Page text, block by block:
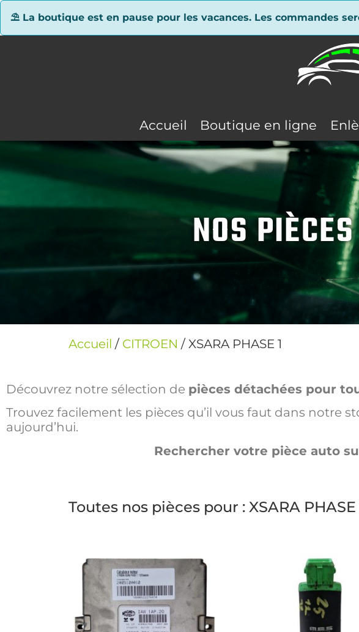
⛱ La boutique est en pause pour les vacances. Les commandes
Accueil Boutique en ligne
NOS
Accueil / CITROEN / XSARA PHASE 1
Découvrez notre sélection de pièces détachées pour
Trouvez facilement les pièces qu’il vous faut dans notre
aujourd’hui.
Rechercher votre pièce auto
Toutes nos pièces pour : XSARA PHASE
Panneau de gestion des cookies